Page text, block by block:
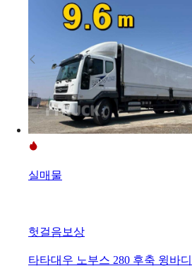
실매물
헛걸음보상
타타대우 노부스 280 후축 윙바